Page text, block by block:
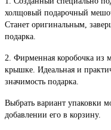
холщовый подарочный
Станет оригинальным,
подарка.
2. Фирменная коробочка из
крышке. Идеальная и
значимость подарка.
Выбрать вариант упаковки
добавлении его в корзину.